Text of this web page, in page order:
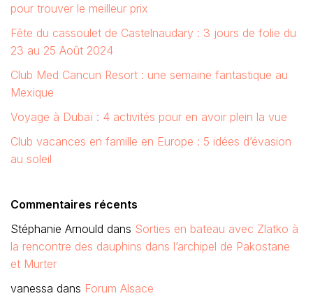
pour trouver le meilleur prix
Fête du cassoulet de Castelnaudary : 3 jours de folie du
23 au 25 Août 2024
Club Med Cancun Resort : une semaine fantastique au
Mexique
Voyage à Dubaï : 4 activités pour en avoir plein la vue
Club vacances en famille en Europe : 5 idées d’évasion
au soleil
Commentaires récents
Stéphanie Arnould dans Sorties en bateau avec Zlatko à
la rencontre des dauphins dans l’archipel de Pakostane
et Murter
vanessa dans Forum Alsace